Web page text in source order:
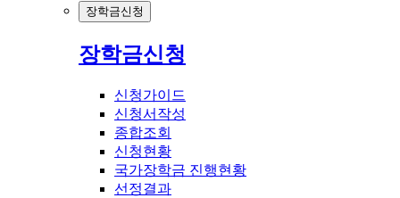
장학금신청
장학금신청
신청가이드
신청서작성
종합조회
신청현황
국가장학금 진행현황
선정결과